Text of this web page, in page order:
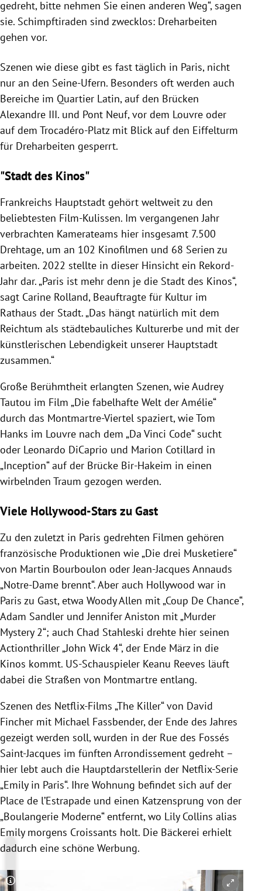
gedreht, bitte nehmen Sie einen anderen Weg“, sagen
sie. Schimpftiraden sind zwecklos: Dreharbeiten
gehen vor.
Szenen wie diese gibt es fast täglich in Paris, nicht
nur an den Seine-Ufern. Besonders oft werden auch
Bereiche im Quartier Latin, auf den Brücken
Alexandre III. und Pont Neuf, vor dem Louvre oder
auf dem Trocadéro-Platz mit Blick auf den Eiffelturm
für Dreharbeiten gesperrt.
"Stadt des Kinos"
Frankreichs Hauptstadt gehört weltweit zu den
beliebtesten Film-Kulissen. Im vergangenen Jahr
verbrachten Kamerateams hier insgesamt 7.500
Drehtage, um an 102 Kinofilmen und 68 Serien zu
arbeiten. 2022 stellte in dieser Hinsicht ein Rekord-
Jahr dar. „Paris ist mehr denn je die Stadt des Kinos“,
sagt Carine Rolland, Beauftragte für Kultur im
Rathaus der Stadt. „Das hängt natürlich mit dem
Reichtum als städtebauliches Kulturerbe und mit der
künstlerischen Lebendigkeit unserer Hauptstadt
zusammen.“
Große Berühmtheit erlangten Szenen, wie Audrey
Tautou im Film „Die fabelhafte Welt der Amélie“
durch das Montmartre-Viertel spaziert, wie Tom
Hanks im Louvre nach dem „Da Vinci Code“ sucht
oder Leonardo DiCaprio und Marion Cotillard in
„Inception“ auf der Brücke Bir-Hakeim in einen
wirbelnden Traum gezogen werden.
Viele Hollywood-Stars zu Gast
Zu den zuletzt in Paris gedrehten Filmen gehören
französische Produktionen wie „Die drei Musketiere“
von Martin Bourboulon oder Jean-Jacques Annauds
„Notre-Dame brennt“. Aber auch Hollywood war in
Paris zu Gast, etwa Woody Allen mit „Coup De Chance“,
Adam Sandler und Jennifer Aniston mit „Murder
Mystery 2“; auch Chad Stahleski drehte hier seinen
Actionthriller „John Wick 4“, der Ende März in die
Kinos kommt. US-Schauspieler Keanu Reeves läuft
dabei die Straßen von Montmartre entlang.
Szenen des Netflix-Films „The Killer“ von David
Fincher mit Michael Fassbender, der Ende des Jahres
gezeigt werden soll, wurden in der Rue des Fossés
Saint-Jacques im fünften Arrondissement gedreht –
hier lebt auch die Hauptdarstellerin der Netflix-Serie
„Emily in Paris“. Ihre Wohnung befindet sich auf der
Place de l’Estrapade und einen Katzensprung von der
„Boulangerie Moderne“ entfernt, wo Lily Collins alias
Emily morgens Croissants holt. Die Bäckerei erhielt
dadurch eine schöne Werbung.
Copyright-Hinweis öffnen/schließen